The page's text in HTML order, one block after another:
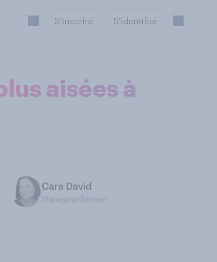
S’inscrire S'identifier
aisées à
Cara David
Managing Partner